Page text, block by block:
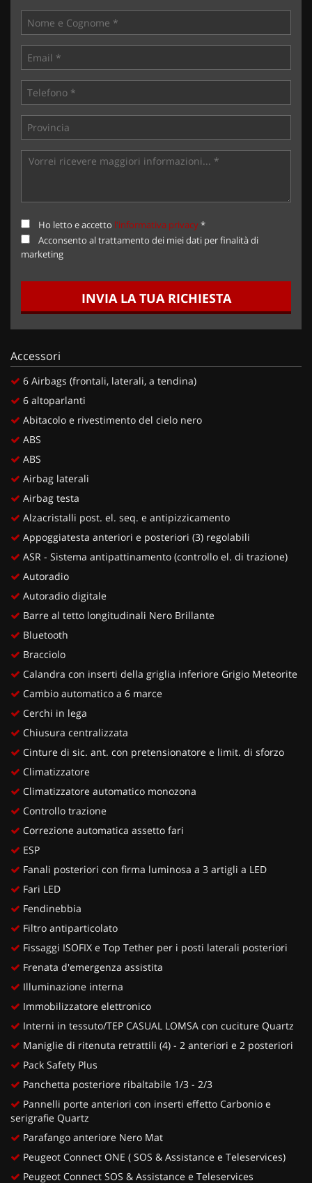
Ho letto e accetto l'informativa privacy*
Acconsento al trattamento dei miei dati per finalità di
marketing
INVIA LA TUA RICHIESTA
Accessori
6 Airbags (frontali, laterali, a tendina)
6 altoparlanti
Abitacolo e rivestimento del cielo nero
ABS
ABS
Airbag laterali
Airbag testa
Alzacristalli post. el. seq. e antipizzicamento
Appoggiatesta anteriori e posteriori (3) regolabili
ASR - Sistema antipattinamento (controllo el. di trazione)
Autoradio
Autoradio digitale
Barre al tetto longitudinali Nero Brillante
Bluetooth
Bracciolo
Calandra con inserti della griglia inferiore Grigio Meteorite
Cambio automatico a 6 marce
Cerchi in lega
Chiusura centralizzata
Cinture di sic. ant. con pretensionatore e limit. di sforzo
Climatizzatore
Climatizzatore automatico monozona
Controllo trazione
Correzione automatica assetto fari
ESP
Fanali posteriori con firma luminosa a 3 artigli a LED
Fari LED
Fendinebbia
Filtro antiparticolato
Fissaggi ISOFIX e Top Tether per i posti laterali posteriori
Frenata d'emergenza assistita
Illuminazione interna
Immobilizzatore elettronico
Interni in tessuto/TEP CASUAL LOMSA con cuciture Quartz
Maniglie di ritenuta retrattili (4) - 2 anteriori e 2 posteriori
Pack Safety Plus
Panchetta posteriore ribaltabile 1/3 - 2/3
Pannelli porte anteriori con inserti effetto Carbonio e
serigrafie Quartz
Parafango anteriore Nero Mat
Peugeot Connect ONE ( SOS & Assistance e Teleservices)
Peugeot Connect SOS & Assistance e Teleservices